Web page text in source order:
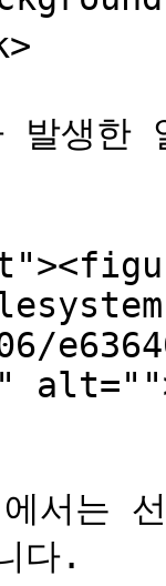
발생
서는
다.